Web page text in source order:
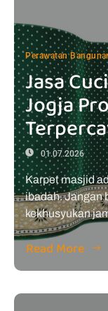
Perawatan
Jasa
Jogja
01.07.2026
Karpet masjid
ibadah. Jangan
kekhusyukan
Read More